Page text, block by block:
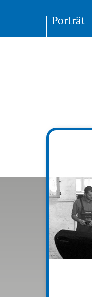
Porträt